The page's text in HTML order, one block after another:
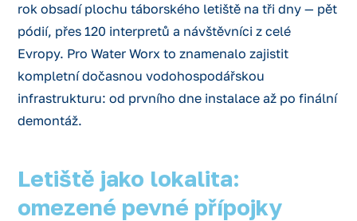
rok obsadí plochu táborského letiště na tři dny — pět
pódií, přes 120 interpretů a návštěvníci z celé
Evropy. Pro Water Worx to znamenalo zajistit
kompletní dočasnou vodohospodářskou
infrastrukturu: od prvního dne instalace až po finální
demontáž.
Letiště jako lokalita:
omezené pevné přípojky